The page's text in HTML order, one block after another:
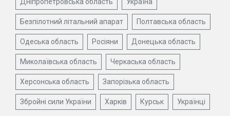
Безпілотний літальний апарат Полтавська область
Одеська область Росіяни Донецька область
Миколаївська область Черкаська область
Херсонська область Запорізька область
Збройні сили України Харків Курськ Українці